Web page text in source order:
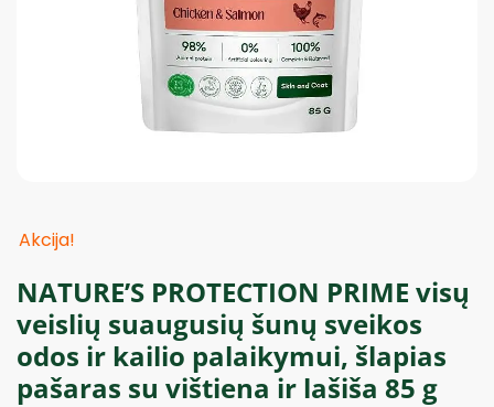
Akcija!
NATURE’S PROTECTION PRIME visų
veislių suaugusių šunų sveikos
odos ir kailio palaikymui, šlapias
pašaras su vištiena ir lašiša 85 g